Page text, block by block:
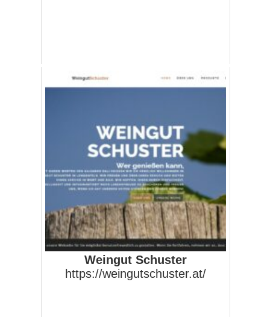
Weingut Schuster
https://weingutschuster.at/